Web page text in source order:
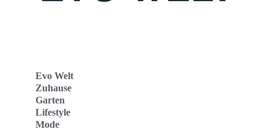
Evo Welt
Zuhause
Garten
Lifestyle
Mode